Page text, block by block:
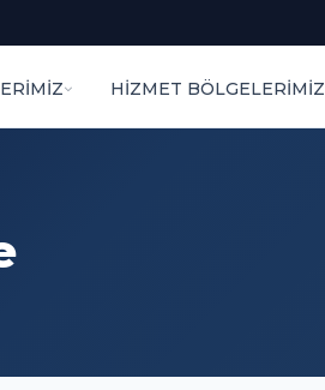
HİZMET BÖLGELERİMİZ